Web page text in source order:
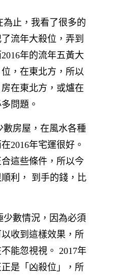
止，我看了很多的
流年大殺位，弄到
年的流年五黃大
，在東北方，所以
在東北方，或爐在
問題。
數房屋，在風水各種
2016年宅運很好。
這些條件，所以今
利， 到手的錢，比
少數情況，因為必須
收到這樣效果，所
能忽視視。 2017年
是「凶殺位」，所